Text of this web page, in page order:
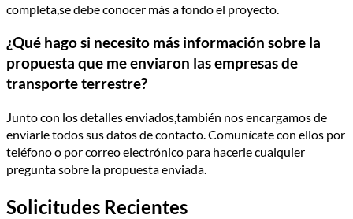
completa,se debe conocer más a fondo el proyecto.
¿Qué hago si necesito más información sobre la
propuesta que me enviaron las empresas de
transporte terrestre?
Junto con los detalles enviados,también nos encargamos de
enviarle todos sus datos de contacto. Comuní­cate con ellos por
teléfono o por correo electrónico para hacerle cualquier
pregunta sobre la propuesta enviada.
Solicitudes Recientes